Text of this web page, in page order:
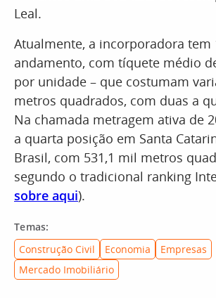
Leal.
Atualmente, a incorporadora tem
andamento, com tíquete médio
por unidade – que costumam
metros quadrados, com duas a
Na chamada metragem ativa de
a quarta posição em Santa
Brasil, com 531,1 mil metros
segundo o tradicional ranking
sobre aqui).
Temas:
Construção Civil
Economia
Empresas
Mercado Imobiliário